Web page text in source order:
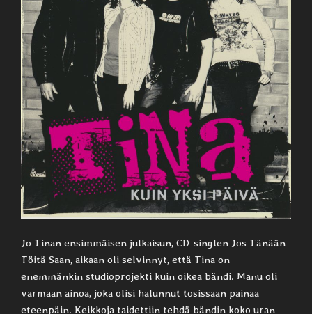
Jo Tinan ensimmäisen julkaisun, CD-singlen Jos Tänään
Töitä Saan, aikaan oli selvinnyt, että Tina on
enemmänkin studioprojekti kuin oikea bändi. Manu oli
varmaan ainoa, joka olisi halunnut tosissaan painaa
eteenpäin. Keikkoja taidettiin tehdä bändin koko uran